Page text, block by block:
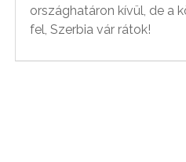
országhatáron kívül, de a
fel, Szerbia vár rátok!